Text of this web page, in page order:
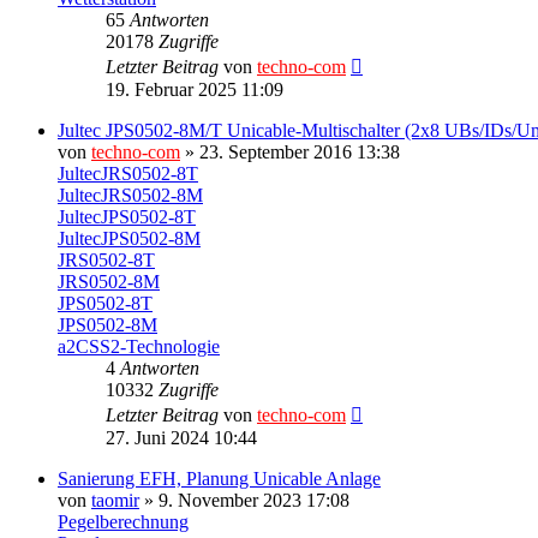
65 Antworten
20178 Zugriffe
Letzter Beitrag von techno-com
19. Februar 2025 11:09
Jultec JPS0502-8M/T Unicable-Multischalter (2x8 UBs/IDs/
von techno-com » 23. September 2016 13:38
JultecJRS0502-8T
JultecJRS0502-8M
JultecJPS0502-8T
JultecJPS0502-8M
JRS0502-8T
JRS0502-8M
JPS0502-8T
JPS0502-8M
a2CSS2-Technologie
4 Antworten
10332 Zugriffe
Letzter Beitrag von techno-com
27. Juni 2024 10:44
Sanierung EFH, Planung Unicable Anlage
von taomir» 9. November 2023 17:08
Pegelberechnung